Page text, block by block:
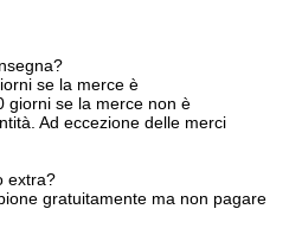
se la merce è
giorni se la merce non è
Ad eccezione delle merci
extra?
gratuitamente ma non pagare